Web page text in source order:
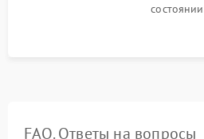
FAQ. Ответы на вопросы